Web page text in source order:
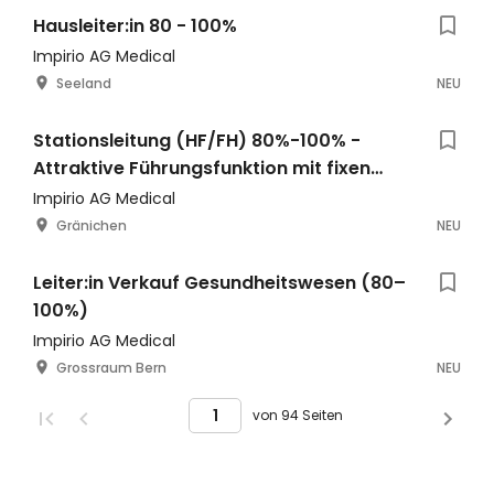
Hausleiter:in 80 - 100%
Impirio AG Medical
Seeland NEU
Stationsleitung (HF/FH) 80%-100% -
Attraktive Führungsfunktion mit fixen
Bürotagen
Impirio AG Medical
Gränichen NEU
Leiter:in Verkauf Gesundheitswesen (80–
100%)
Impirio AG Medical
Grossraum Bern NEU
von 94 Seiten